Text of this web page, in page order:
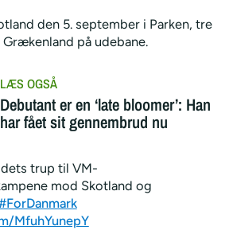
den 5. september i Parken, tre
på udebane.
Debutant er en ‘late bloomer’: Han
har fået sit gennembrud nu
trup til VM-
mod Skotland og
MfuhYunepY